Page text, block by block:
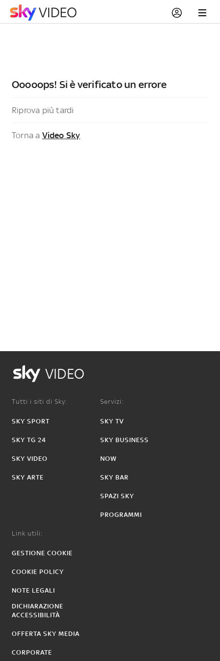
Ooooops! Si è verificato un errore
Riprova più tardi
Torna a Video Sky
VIDEO
Tutti i siti di Sky:
SKY SPORT
SKY TG 24
SKY VIDEO
SKY ARTE
Servizi:
SKY TV
SKY BUSINESS
NOW
SKY BAR
SPAZI SKY
PROGRAMMI
Link utili:
GESTIONE COOKIE
COOKIE POLICY
NOTE LEGALI
DICHIARAZIONE
ACCESSIBILITÀ
OFFERTA SKY MEDIA
CORPORATE